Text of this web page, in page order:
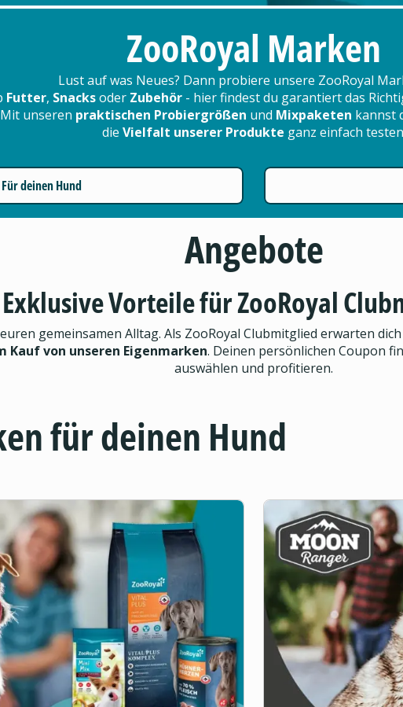
ZooRoyal Marken
Lust auf was Neues? Dann probiere unsere ZooRoyal
Futter, Snacksoder Zubehör - hier findest du garantiert das
Mit unseren praktischen Probiergrößen und Mixpaketen kannst
die Vielfalt unserer Produkte ganz einfach
Für deinen Hund
Angebote
Exklusive Vorteile für ZooRoyal
gemeinsamen Alltag. Als ZooRoyal Clubmitglied erwarten
Kauf von unseren Eigenmarken. Deinen persönlichen Coupon
auswählen und profitieren.
für deinen Hund